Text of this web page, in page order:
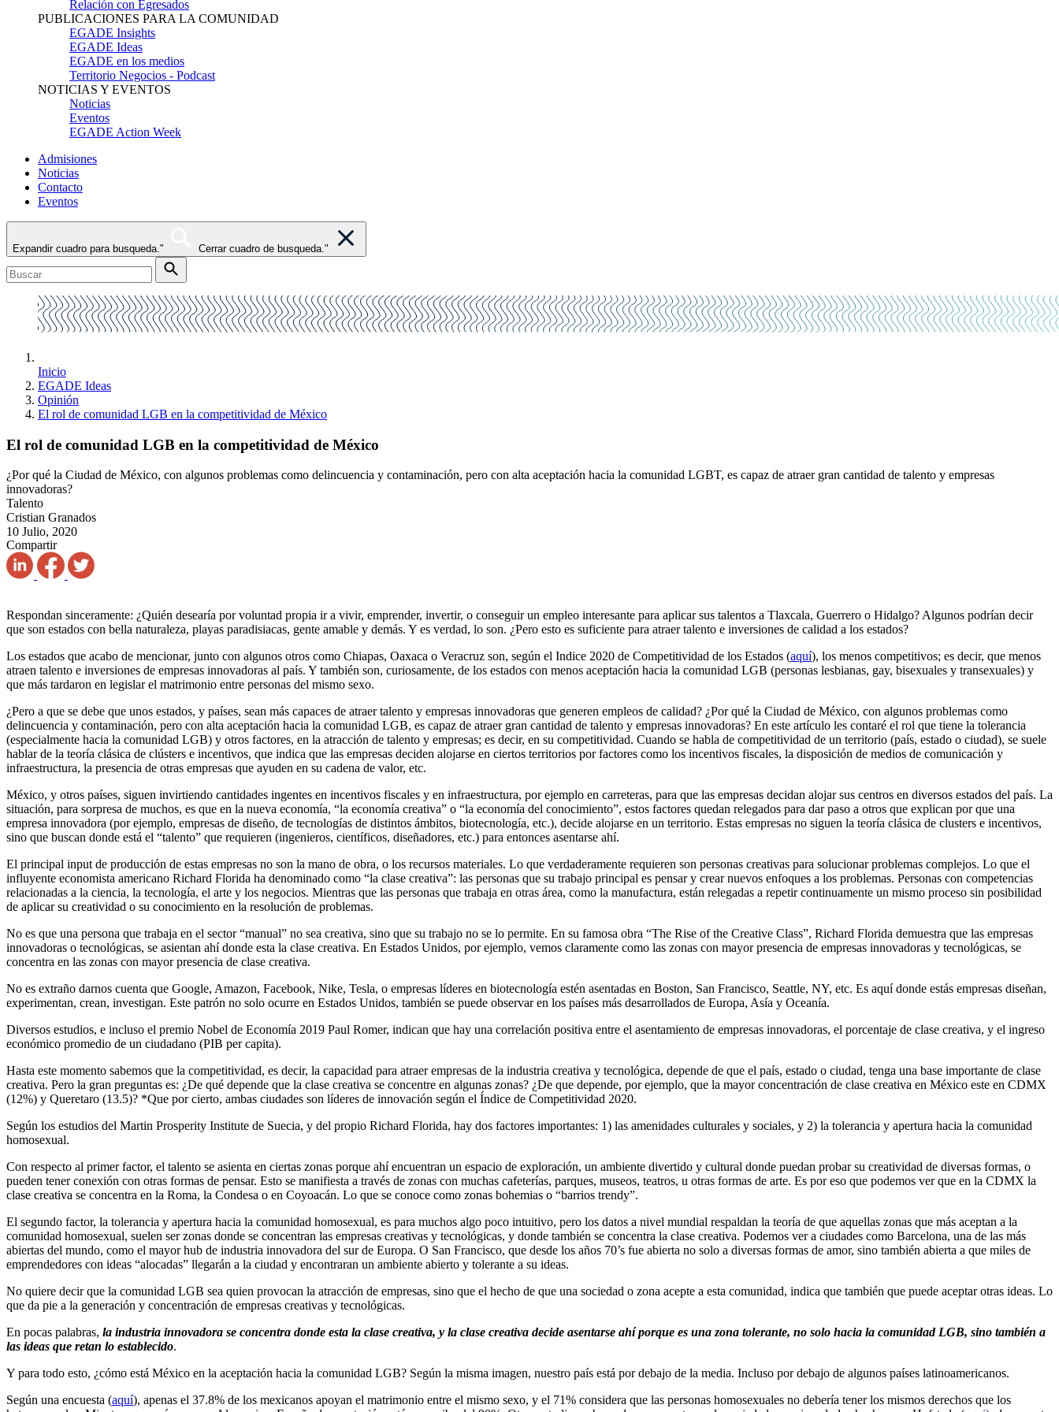
Relación con Egresados
PUBLICACIONES PARA LA COMUNIDAD
EGADE Insights
EGADE Ideas
EGADE en los medios
Territorio Negocios - Podcast
NOTICIAS Y EVENTOS
Noticias
Eventos
EGADE Action Week
Admisiones
Noticias
Contacto
Eventos
Expandir cuadro para busqueda." Cerrar cuadro de busqueda."
Inicio
EGADE Ideas
Opinión
El rol de comunidad LGB en la competitividad de México
El rol de comunidad LGB en la competitividad de México
¿Por qué la Ciudad de México, con algunos problemas como delincuencia y contaminación, pero con alta aceptación hacia la comunidad LGBT, es capaz de atraer gran cantidad de talento y empresas
innovadoras?
Talento
Cristian Granados
10 Julio, 2020
Compartir
Respondan sinceramente: ¿Quién desearía por voluntad propia ir a vivir, emprender, invertir, o conseguir un empleo interesante para aplicar sus talentos a Tlaxcala, Guerrero o Hidalgo? Algunos podrían decir
que son estados con bella naturaleza, playas paradisiacas, gente amable y demás. Y es verdad, lo son. ¿Pero esto es suficiente para atraer talento e inversiones de calidad a los estados?
Los estados que acabo de mencionar, junto con algunos otros como Chiapas, Oaxaca o Veracruz son, según el Indice 2020 de Competitividad de los Estados (aquí), los menos competitivos; es decir, que menos
atraen talento e inversiones de empresas innovadoras al país. Y también son, curiosamente, de los estados con menos aceptación hacia la comunidad LGB (personas lesbianas, gay, bisexuales y transexuales) y
que más tardaron en legislar el matrimonio entre personas del mismo sexo.
¿Pero a que se debe que unos estados, y países, sean más capaces de atraer talento y empresas innovadoras que generen empleos de calidad? ¿Por qué la Ciudad de México, con algunos problemas como
delincuencia y contaminación, pero con alta aceptación hacia la comunidad LGB, es capaz de atraer gran cantidad de talento y empresas innovadoras? En este artículo les contaré el rol que tiene la tolerancia
(especialmente hacia la comunidad LGB) y otros factores, en la atracción de talento y empresas; es decir, en su competitividad. Cuando se habla de competitividad de un territorio (país, estado o ciudad), se suele
hablar de la teoría clásica de clústers e incentivos, que indica que las empresas deciden alojarse en ciertos territorios por factores como los incentivos fiscales, la disposición de medios de comunicación y
infraestructura, la presencia de otras empresas que ayuden en su cadena de valor, etc.
México, y otros países, siguen invirtiendo cantidades ingentes en incentivos fiscales y en infraestructura, por ejemplo en carreteras, para que las empresas decidan alojar sus centros en diversos estados del país. La
situación, para sorpresa de muchos, es que en la nueva economía, “la economía creativa” o “la economía del conocimiento”, estos factores quedan relegados para dar paso a otros que explican por que una
empresa innovadora (por ejemplo, empresas de diseño, de tecnologías de distintos ámbitos, biotecnología, etc.), decide alojarse en un territorio. Estas empresas no siguen la teoría clásica de clusters e incentivos,
sino que buscan donde está el “talento” que requieren (ingenieros, científicos, diseñadores, etc.) para entonces asentarse ahí.
El principal input de producción de estas empresas no son la mano de obra, o los recursos materiales. Lo que verdaderamente requieren son personas creativas para solucionar problemas complejos. Lo que el
influyente economista americano Richard Florida ha denominado como “la clase creativa”: las personas que su trabajo principal es pensar y crear nuevos enfoques a los problemas. Personas con competencias
relacionadas a la ciencia, la tecnología, el arte y los negocios. Mientras que las personas que trabaja en otras área, como la manufactura, están relegadas a repetir continuamente un mismo proceso sin posibilidad
de aplicar su creatividad o su conocimiento en la resolución de problemas.
No es que una persona que trabaja en el sector “manual” no sea creativa, sino que su trabajo no se lo permite. En su famosa obra “The Rise of the Creative Class”, Richard Florida demuestra que las empresas
innovadoras o tecnológicas, se asientan ahí donde esta la clase creativa. En Estados Unidos, por ejemplo, vemos claramente como las zonas con mayor presencia de empresas innovadoras y tecnológicas, se
concentra en las zonas con mayor presencia de clase creativa.
No es extraño darnos cuenta que Google, Amazon, Facebook, Nike, Tesla, o empresas líderes en biotecnología estén asentadas en Boston, San Francisco, Seattle, NY, etc. Es aquí donde estás empresas diseñan,
experimentan, crean, investigan. Este patrón no solo ocurre en Estados Unidos, también se puede observar en los países más desarrollados de Europa, Asía y Oceanía.
Diversos estudios, e incluso el premio Nobel de Economía 2019 Paul Romer, indican que hay una correlación positiva entre el asentamiento de empresas innovadoras, el porcentaje de clase creativa, y el ingreso
económico promedio de un ciudadano (PIB per capita).
Hasta este momento sabemos que la competitividad, es decir, la capacidad para atraer empresas de la industria creativa y tecnológica, depende de que el país, estado o ciudad, tenga una base importante de clase
creativa. Pero la gran preguntas es: ¿De qué depende que la clase creativa se concentre en algunas zonas? ¿De que depende, por ejemplo, que la mayor concentración de clase creativa en México este en CDMX
(12%) y Queretaro (13.5)? *Que por cierto, ambas ciudades son líderes de innovación según el Índice de Competitividad 2020.
Según los estudios del Martin Prosperity Institute de Suecia, y del propio Richard Florida, hay dos factores importantes: 1) las amenidades culturales y sociales, y 2) la tolerancia y apertura hacia la comunidad
homosexual.
Con respecto al primer factor, el talento se asienta en ciertas zonas porque ahí encuentran un espacio de exploración, un ambiente divertido y cultural donde puedan probar su creatividad de diversas formas, o
pueden tener conexión con otras formas de pensar. Esto se manifiesta a través de zonas con muchas cafeterías, parques, museos, teatros, u otras formas de arte. Es por eso que podemos ver que en la CDMX la
clase creativa se concentra en la Roma, la Condesa o en Coyoacán. Lo que se conoce como zonas bohemias o “barrios trendy”.
El segundo factor, la tolerancia y apertura hacia la comunidad homosexual, es para muchos algo poco intuitivo, pero los datos a nivel mundial respaldan la teoría de que aquellas zonas que más aceptan a la
comunidad homosexual, suelen ser zonas donde se concentran las empresas creativas y tecnológicas, y donde también se concentra la clase creativa. Podemos ver a ciudades como Barcelona, una de las más
abiertas del mundo, como el mayor hub de industria innovadora del sur de Europa. O San Francisco, que desde los años 70’s fue abierta no solo a diversas formas de amor, sino también abierta a que miles de
emprendedores con ideas “alocadas” llegarán a la ciudad y encontraran un ambiente abierto y tolerante a su ideas.
No quiere decir que la comunidad LGB sea quien provocan la atracción de empresas, sino que el hecho de que una sociedad o zona acepte a esta comunidad, indica que también que puede aceptar otras ideas. Lo
que da pie a la generación y concentración de empresas creativas y tecnológicas.
En pocas palabras, la industria innovadora se concentra donde esta la clase creativa, y la clase creativa decide asentarse ahí porque es una zona tolerante, no solo hacia la comunidad LGB, sino también a
las ideas que retan lo establecido.
Y para todo esto, ¿cómo está México en la aceptación hacia la comunidad LGB? Según la misma imagen, nuestro país está por debajo de la media. Incluso por debajo de algunos países latinoamericanos.
Según una encuesta (aquí), apenas el 37.8% de los mexicanos apoyan el matrimonio entre el mismo sexo, y el 71% considera que las personas homosexuales no debería tener los mismos derechos que los